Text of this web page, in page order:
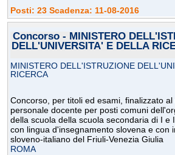
Posti: 23 Scadenza: 11-08-2016
Concorso - MINISTERO
DELL'UNIVERSITA' E DELLA
MINISTERO DELL'ISTRUZIONE
RICERCA
Concorso, per titoli ed esami, finalizzato
personale docente per posti comuni
della scuola della scuola secondaria di I e
con lingua d'insegnamento slovena e con
sloveno-italiano del Friuli-Venezia Giulia
ROMA